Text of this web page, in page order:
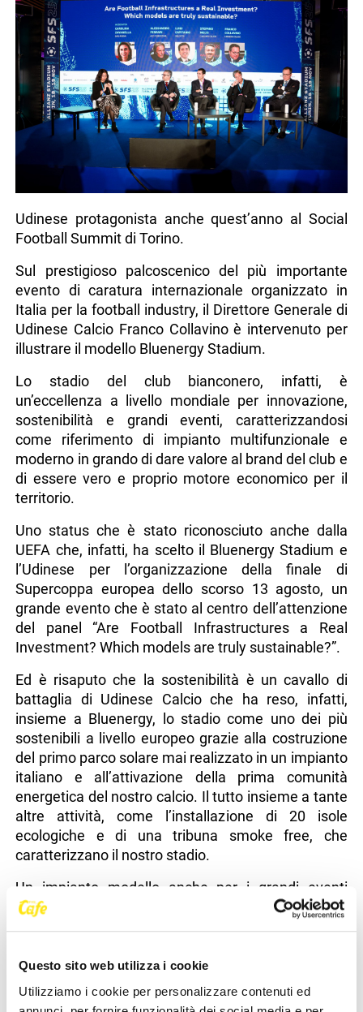
Questo sito web utilizza i cookie
Utilizziamo i cookie per personalizzare contenuti ed
Udinese protagonista anche quest’anno al Social
Football Summit di Torino.
Sul prestigioso palcoscenico del più importante
evento di caratura internazionale organizzato in
Italia per la football industry, il Direttore Generale di
Udinese Calcio Franco Collavino è intervenuto per
illustrare il modello Bluenergy Stadium.
Lo stadio del club bianconero, infatti, è
un’eccellenza a livello mondiale per innovazione,
sostenibilità e grandi eventi, caratterizzandosi
come riferimento di impianto multifunzionale e
moderno in grando di dare valore al brand del club e
di essere vero e proprio motore economico per il
territorio.
Uno status che è stato riconosciuto anche dalla
UEFA che, infatti, ha scelto il Bluenergy Stadium e
l’Udinese per l’organizzazione della finale di
Supercoppa europea dello scorso 13 agosto, un
grande evento che è stato al centro dell’attenzione
del panel “Are Football Infrastructures a Real
Investment? Which models are truly sustainable?”.
Ed è risaputo che la sostenibilità è un cavallo di
battaglia di Udinese Calcio che ha reso, infatti,
insieme a Bluenergy, lo stadio come uno dei più
sostenibili a livello europeo grazie alla costruzione
del primo parco solare mai realizzato in un impianto
italiano e all’attivazione della prima comunità
energetica del nostro calcio. Il tutto insieme a tante
altre attività, come l’installazione di 20 isole
ecologiche e di una tribuna smoke free, che
caratterizzano il nostro stadio.
Un impianto modello anche per i grandi eventi
internazionali extra calcio, come i grandi concerti
che torneranno a giugno ed il clamoroso successo
hospitality e gli oltre 150 eventi aziendali e culturali
organizzati ogni anno: chiaro segnale di come il
Bluenergy Stadium sia un centro nevralgico del